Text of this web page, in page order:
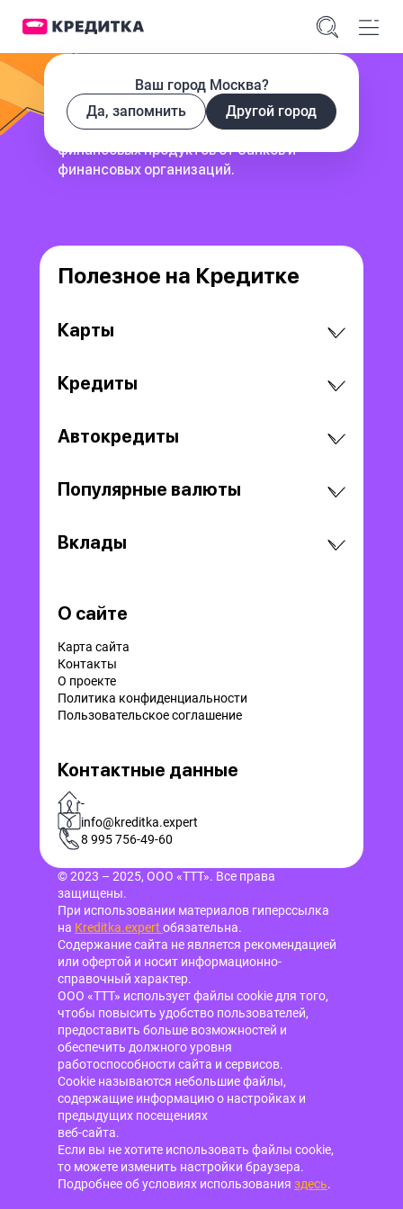
Ваш город Москва?
Да, запомнить
Другой город
сервис для поиска и сравнения
финансовых продуктовот банков и
финансовых организаций.
Полезное на Кредитке
Карты
Кредиты
Автокредиты
Популярные валюты
Вклады
О сайте
Карта сайта
Контакты
О проекте
Политика конфиденциальности
Пользовательское соглашение
Контактные данные
-
info@kreditka.expert
8 995 756-49-60
© 2023 – 2025, ООО «ТТТ». Все права
защищены.
При использовании материалов гиперссылка
на Kreditka.expert обязательна.
Содержание сайта не является рекомендацией
или офертой и носит информационно-
справочный характер.
ООО «ТТТ» использует файлы cookie для того,
чтобы повысить удобство пользователей,
предоставить больше возможностей и
обеспечить должного уровня
работоспособности сайта и сервисов.
Cookie называются небольшие файлы,
содержащие информацию о настройках и
предыдущих посещениях
веб-сайта.
Если вы не хотите использовать файлы cookie,
то можете изменить настройки браузера.
Подробнее об условиях использования здесь.